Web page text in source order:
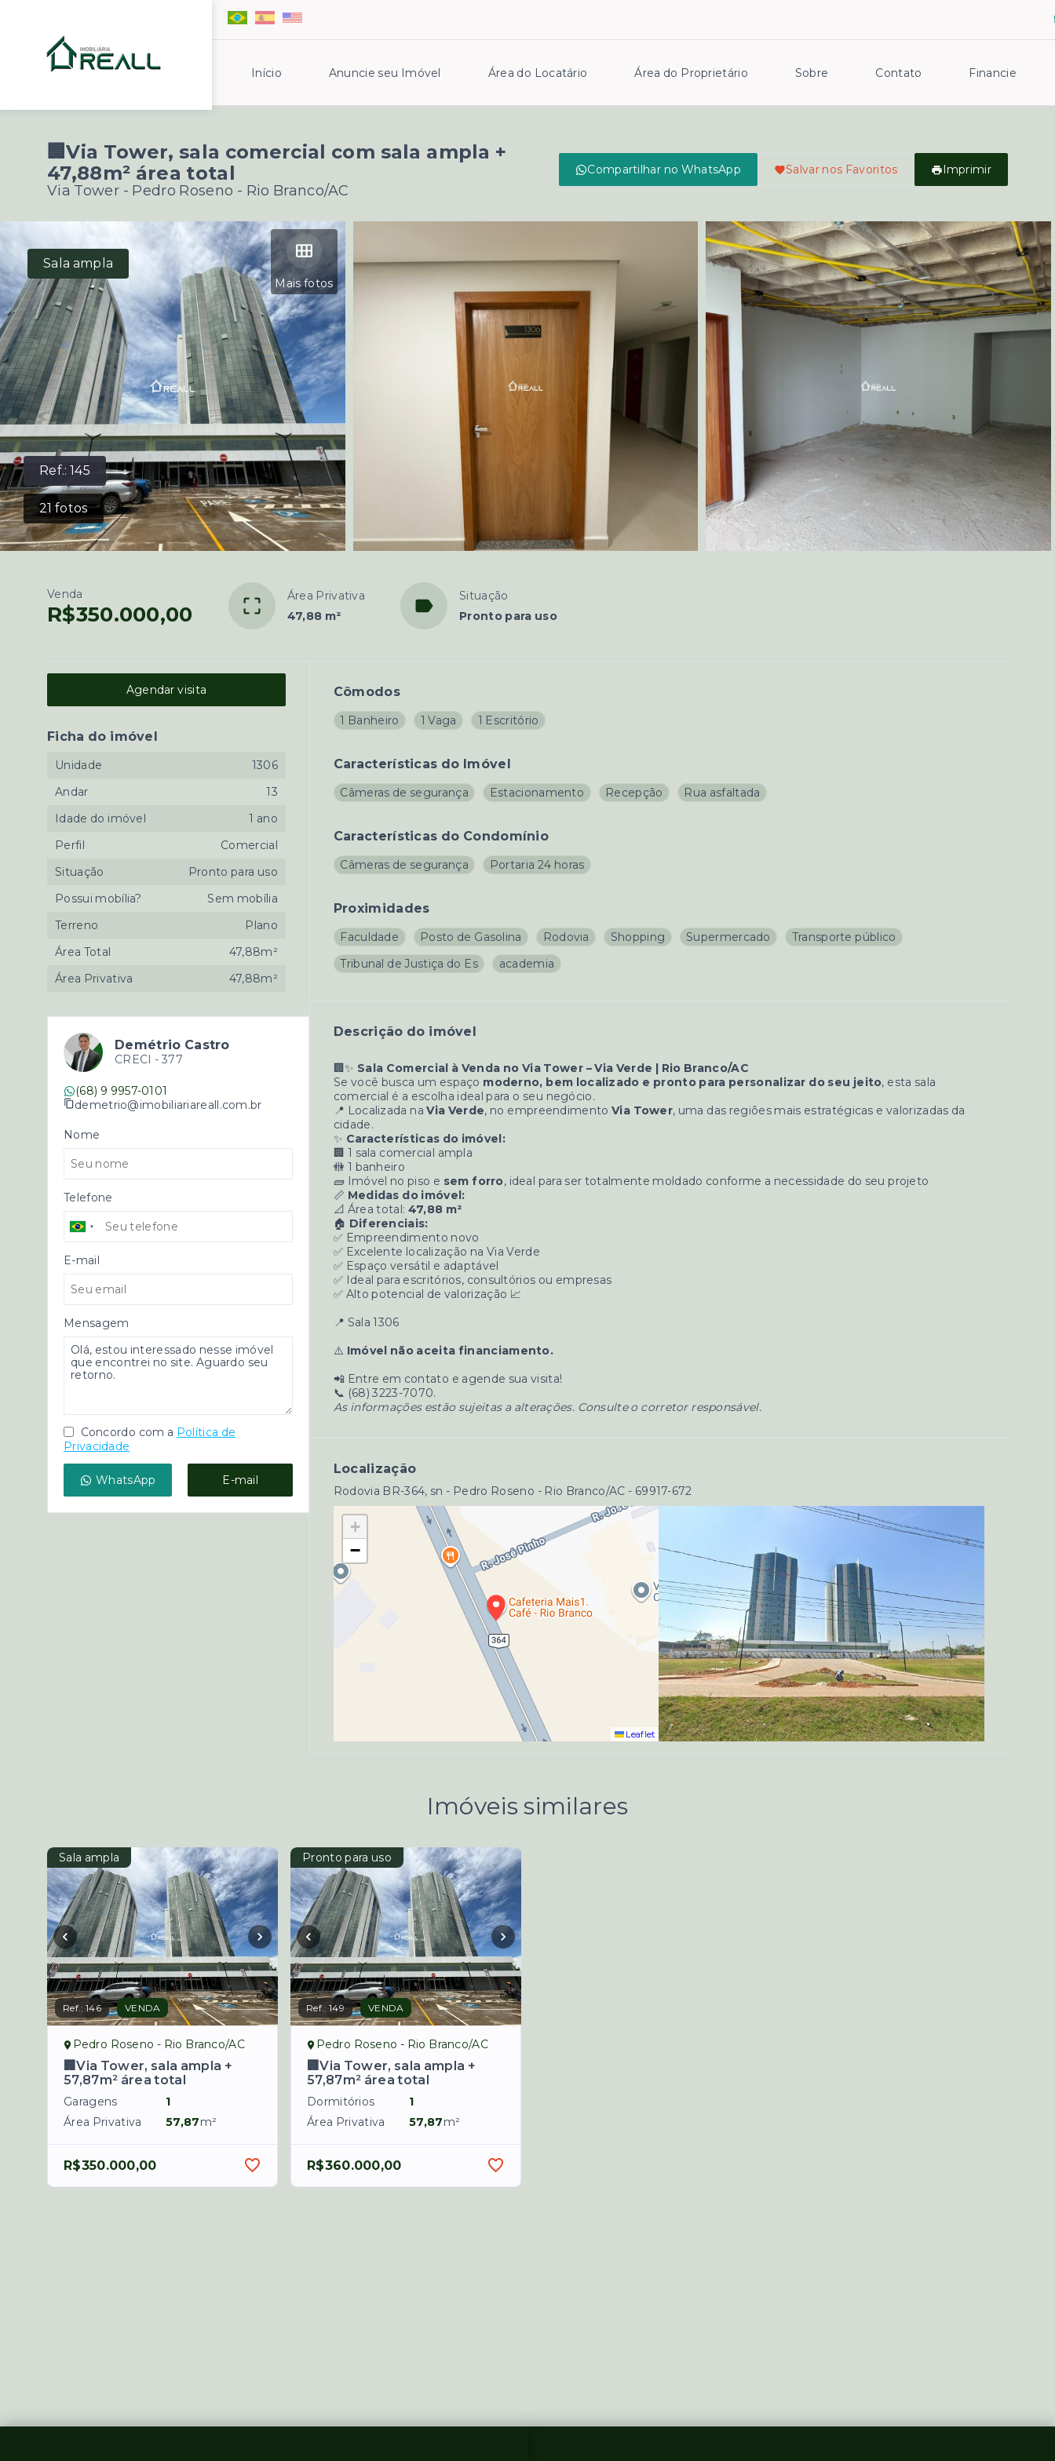
Início Anuncie seu Imóvel Área do Locatário Área do Proprietário Sobre Contato Financie
🏢Via Tower, sala comercial com sala ampla +
47,88m² área total
Via Tower - Pedro Roseno - Rio Branco/AC
Compartilhar no WhatsApp Salvar nos Favoritos Imprimir
Ref.:145
21 fotos
Mais fotos
Sala ampla
Venda
R$350.000,00
Área Privativa
47,88 m²
Situação
Pronto para uso
Cômodos
1 Banheiro 1 Vaga 1 Escritório
Características do Imóvel
Câmeras de segurança Estacionamento Recepção Rua asfaltada
Características do Condomínio
Câmeras de segurança Portaria 24 horas
Proximidades
Faculdade Posto de Gasolina Rodovia Shopping Supermercado
Transporte público
Tribunal de Justiça do Es
academia
Descrição do imóvel
🏢✨ Sala Comercial à Venda no Via Tower – Via Verde | Rio Branco/AC
Se você busca um espaço moderno, bem localizado e pronto para personalizar do seu jeito, esta sala
comercial é a escolha ideal para o seu negócio.
📍 Localizada naVia Verde, no empreendimentoVia Tower, uma das regiões mais estratégicas e valorizadas da
cidade.
✨ Características do imóvel:
🏢 1 sala comercial ampla
🚻 1 banheiro
🧱 Imóvel no piso e sem forro, ideal para ser totalmente moldado conforme a necessidade do seu projeto
📏 Medidas do imóvel:
📐 Área total: 47,88 m²
🏠 Diferenciais:
✅ Empreendimento novo
✅ Excelente localização na Via Verde
✅ Espaço versátil e adaptável
✅ Ideal para escritórios, consultórios ou empresas
✅ Alto potencial de valorização 📈
📍 Sala 1306
⚠️ Imóvel não aceita financiamento.
📲 Entre em contato e agende sua visita!
📞 (68) 3223-7070.
As informações estão sujeitas a alterações. Consulte o corretor responsável.
Localização
Rodovia BR-364, sn - Pedro Roseno - Rio Branco/AC - 69917-672
+
−
Leaflet
Agendar visita
Ficha do imóvel
Unidade
1306
Andar
13
Idade do imóvel
1 ano
Perfil
Comercial
Situação
Pronto para uso
Possui mobília?
Sem mobília
Terreno
Plano
Área Total
47,88m²
Área Privativa
47,88m²
Demétrio Castro
CRECI - 377
(68) 9 9957-0101
demetrio@imobiliariareall.com.br
Nome
Telefone
E-mail
Mensagem
Concordo com a Política de
Privacidade
WhatsApp E-mail
Imóveis similares
Sala ampla
Ref.:146 VENDA
Pedro Roseno - Rio Branco/AC
🏢Via Tower, sala ampla +
57,87m² área total
Garagens
1
Área Privativa
57,87m²
R$350.000,00
Pronto para uso
Ref.:149 VENDA
Pedro Roseno - Rio Branco/AC
🏢Via Tower, sala ampla +
57,87m² área total
Dormitórios
1
Área Privativa
57,87m²
R$360.000,00